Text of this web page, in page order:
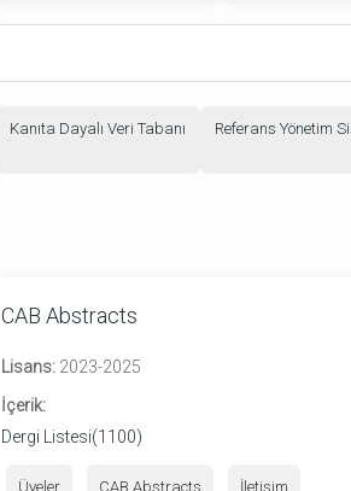
Kanıta Dayalı Veri Tabanı
Referans Yönetim
CAB Abstracts
Lisans: 2023-2025
İçerik:
Dergi Listesi(1100)
Üyeler CAB Abstracts İletişim